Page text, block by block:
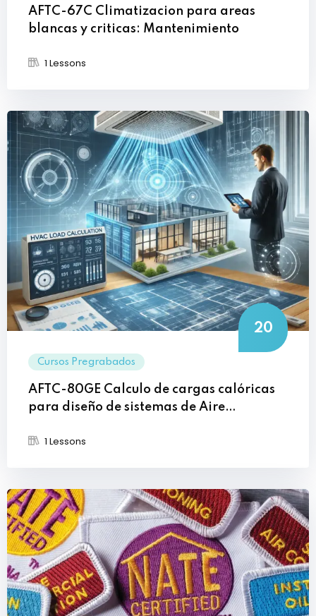
AFTC-67C Climatizacion para areas
blancas y criticas: Mantenimiento
1 Lessons
20
Cursos Pregrabados
AFTC-80GE Calculo de cargas calóricas
para diseño de sistemas de Aire
TRACE 700
1 Lessons